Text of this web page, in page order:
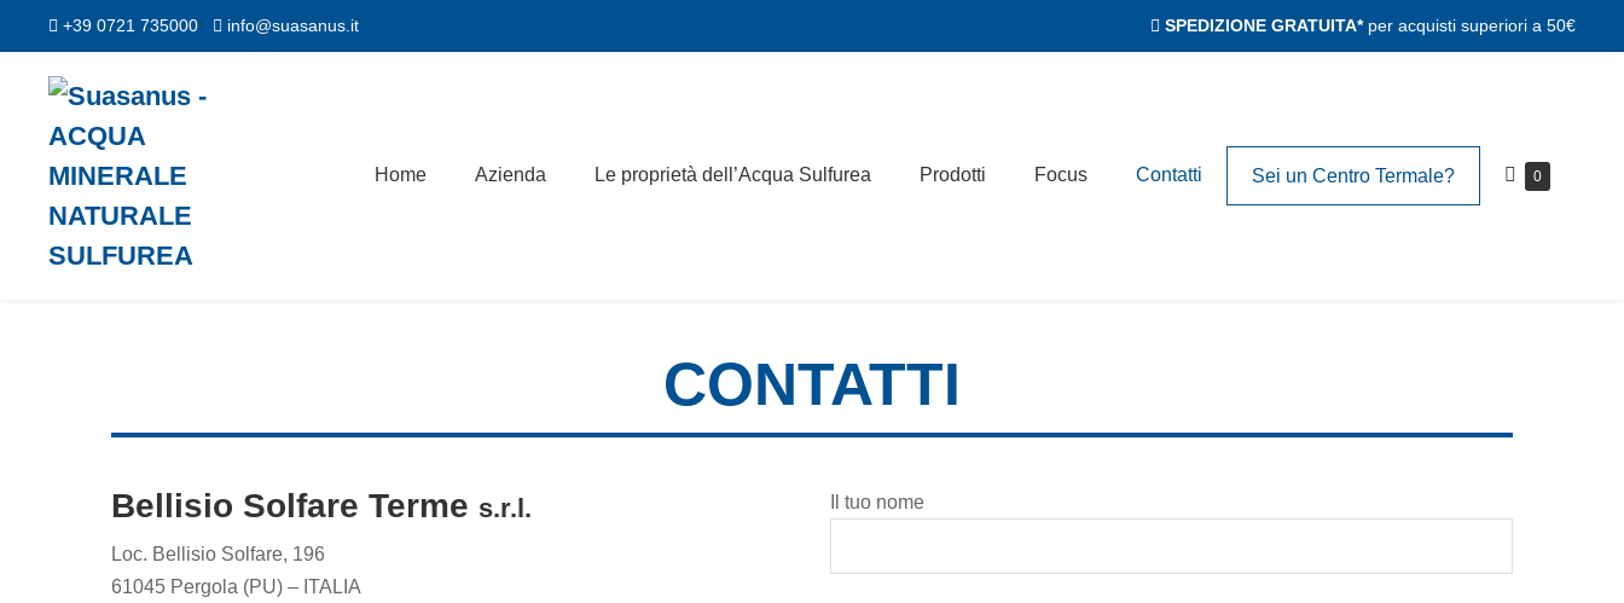
al
contenuto
+39 0721 735000 info@suasanus.it SPEDIZIONE GRATUITA*per acquisti superiori a 50€
Home Azienda Le proprietà dell’Acqua Sulfurea Prodotti Focus Contatti Sei un Centro Termale?
Carrello
0Articoli
CONTATTI
Bellisio Solfare Terme s.r.l.
Loc. Bellisio Solfare, 196
61045 Pergola (PU) – ITALIA
Il tuo nome